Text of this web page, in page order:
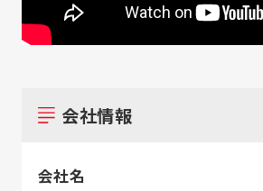
会社情報
会社名